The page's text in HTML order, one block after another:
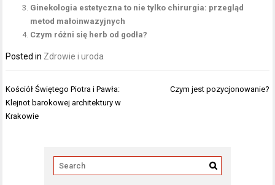
Ginekologia estetyczna to nie tylko chirurgia: przegląd
metod małoinwazyjnych
Czym różni się herb od godła?
Posted in Zdrowie i uroda
Nawigacja
wpisu
Kościół Świętego Piotra i Pawła:
Klejnot barokowej architektury w
Krakowie
Czym jest pozycjonowanie?